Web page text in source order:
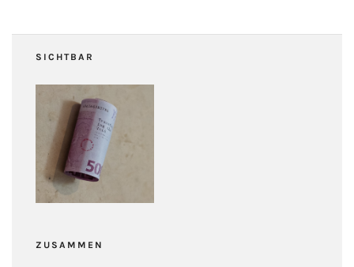
SICHTBAR
ZUSAMMEN